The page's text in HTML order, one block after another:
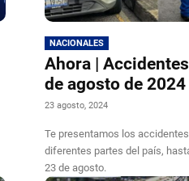
NACIONALES
Ahora |
de agosto de 2024
23 agosto, 2024
Te presentamos los
diferentes partes del país,
23 de agosto.